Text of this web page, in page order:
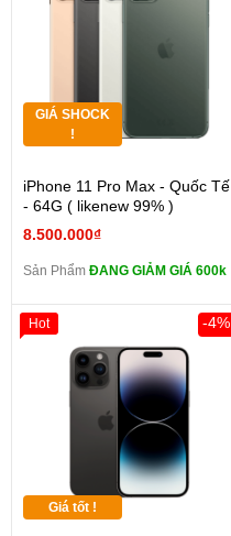
GIÁ SHOCK
!
iPhone 11 Pro Max - Quốc Tế
- 64G ( likenew 99% )
8.500.000₫
Sản Phẩm ĐANG GIẢM GIÁ 600k
Giá tốt !
-4%
Hot